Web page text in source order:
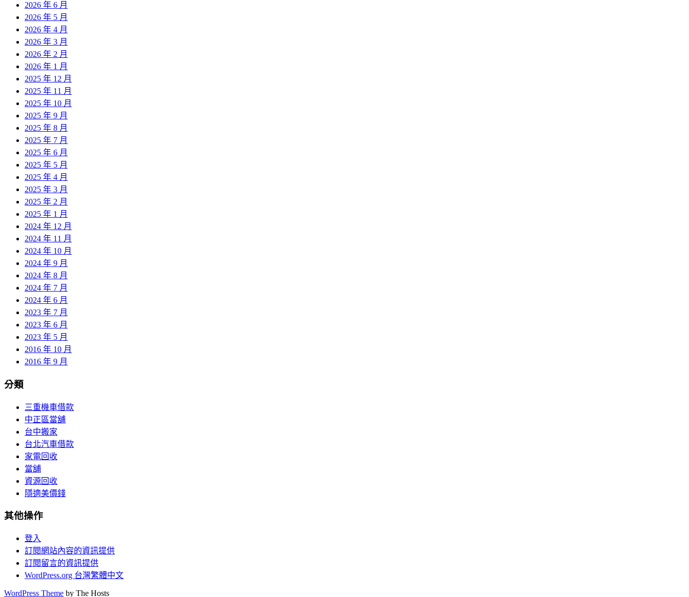
2026 年 6 月
2026 年 5 月
2026 年 4 月
2026 年 3 月
2026 年 2 月
2026 年 1 月
2025 年 12 月
2025 年 11 月
2025 年 10 月
2025 年 9 月
2025 年 8 月
2025 年 7 月
2025 年 6 月
2025 年 5 月
2025 年 4 月
2025 年 3 月
2025 年 2 月
2025 年 1 月
2024 年 12 月
2024 年 11 月
2024 年 10 月
2024 年 9 月
2024 年 8 月
2024 年 7 月
2024 年 6 月
2023 年 7 月
2023 年 6 月
2023 年 5 月
2016 年 10 月
2016 年 9 月
分類
三重機車借款
中正區當舖
台中搬家
台北汽車借款
家電回收
當舖
資源回收
隱適美價錢
其他操作
登入
訂閱網站內容的資訊提供
訂閱留言的資訊提供
WordPress.org 台灣繁體中文
WordPress Theme by The Hosts